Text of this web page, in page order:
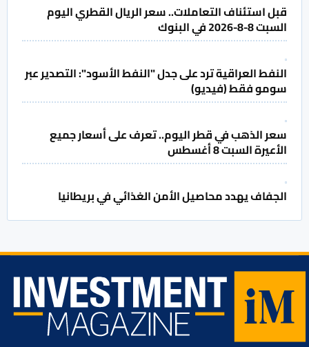
قبل استئناف التعاملات.. سعر الريال القطري اليوم
السبت 8-8-2026 في البنوك
النفط العراقية ترد على جدل "النفط الأسود": التصدير عبر
سومو فقط (فيديو)
سعر الذهب في قطر اليوم.. تعرف على أسعار جميع
الأعيرة السبت 8 أغسطس
الجفاف يهدد محاصيل الأمن الغذائي في بريطانيا